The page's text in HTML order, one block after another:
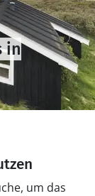
in
um das